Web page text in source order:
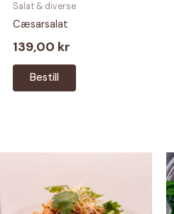
Salat & diverse
Cæsarsalat
139,00 kr
Bestill